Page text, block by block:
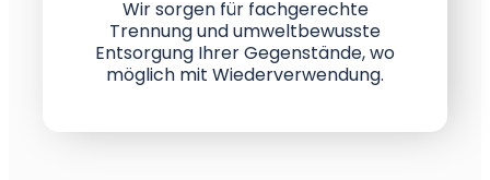
Wir sorgen für fachgerechte
Trennung und umweltbewusste
Entsorgung Ihrer Gegenstände, wo
möglich mit Wiederverwendung.